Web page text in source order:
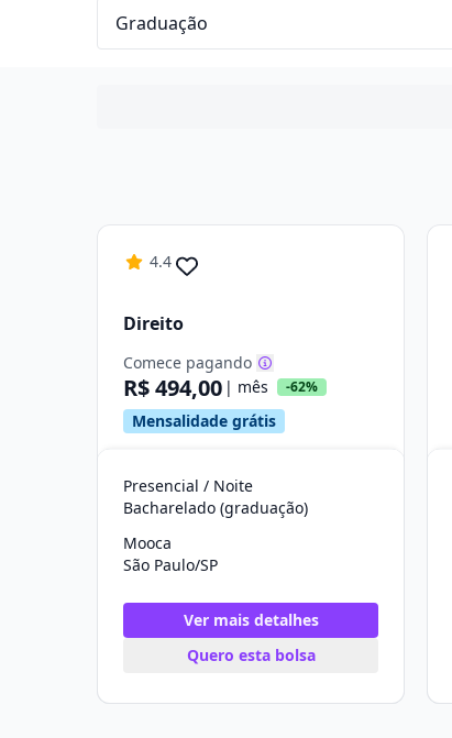
4.4
Direito
Comece pagando
R$ 494,00 | mês -62%
Mensalidade grátis
Presencial / Noite
Bacharelado (graduação)
Mooca
São Paulo/SP
Ver mais detalhes
Quero esta bolsa